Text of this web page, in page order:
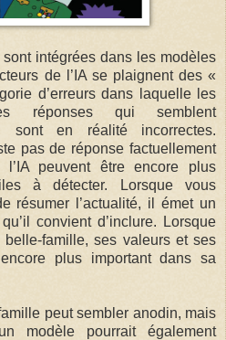
intégrées dans les modèles
de l’IA se plaignent des «
d’erreurs dans laquelle les
réponses qui semblent
sont en réalité incorrectes.
pas de réponse factuellement
peuvent être encore plus
à détecter. Lorsque vous
résumer l’actualité, il émet un
convient d’inclure. Lorsque
belle-famille, ses valeurs et ses
plus important dans sa
peut sembler anodin, mais
modèle pourrait également